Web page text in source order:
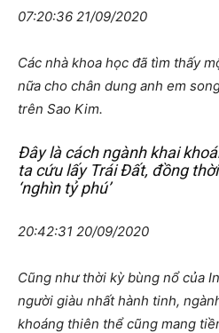
07:20:36 21/09/2020
Các nhà khoa học đã tìm thấy
nữa cho chân dung anh em
trên Sao Kim.
Đây là cách ngành khai
ta cứu lấy Trái Đất, đồng
‘nghìn tỷ phú’
20:42:31 20/09/2020
Cũng như thời kỳ bùng nổ của
người giàu nhất hành tinh,
khoáng thiên thể cũng mang